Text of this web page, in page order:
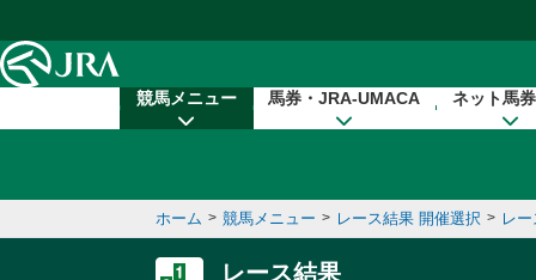
競馬メニュー 馬券・JRA-UMACA ネット馬
ホーム > 競馬メニュー > レース結果 開催選択 > レ
レース結果